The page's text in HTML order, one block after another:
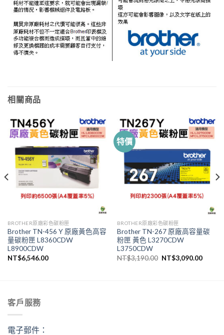
相關商品
BROTHER原廠彩色碳粉匣
Brother TN-456 Y 原廠黃色高容
量碳粉匣 L8360CDW
L8900CDW
NT$6,546.00
特價
BROTHER原廠彩色碳粉匣
Brother TN-267 原廠高容量碳
粉匣 黃色 L3270CDW
L3750CDW
NT$3,190.00 原
NT$3,090.00目
客戶服務
電子郵件：